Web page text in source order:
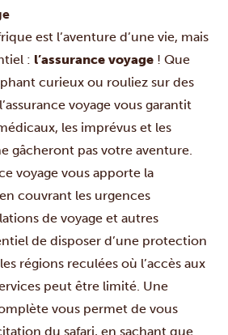
est l’aventure d’une vie, mais
: l’assurance voyage ! Que
curieux ou rouliez sur des
voyage vous garantit
les imprévus et les
gâcheront pas votre aventure.
voyage vous apporte la
couvrant les urgences
de voyage et autres
de disposer d’une protection
régions reculées où l’accès aux
peut être limité. Une
vous permet de vous
du safari, en sachant que